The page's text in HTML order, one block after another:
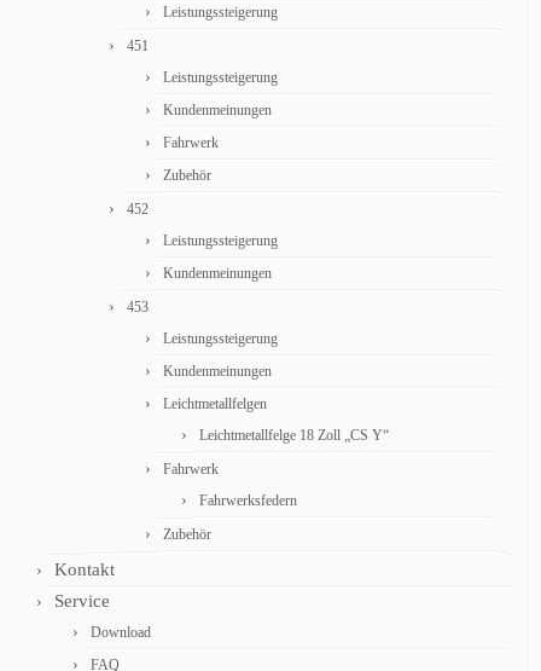
Leistungssteigerung
451
Leistungssteigerung
Kundenmeinungen
Fahrwerk
Zubehör
452
Leistungssteigerung
Kundenmeinungen
453
Leistungssteigerung
Kundenmeinungen
Leichtmetallfelgen
Leichtmetallfelge 18 Zoll „CS Y“
Fahrwerk
Fahrwerksfedern
Zubehör
Kontakt
Service
Download
FAQ